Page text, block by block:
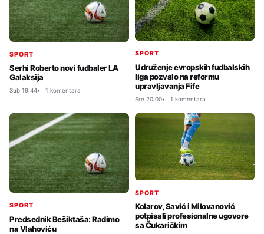
SPORT
Serhi Roberto novi fudbaler LA
Galaksija
Sub 19:44 1 komentara
SPORT
Udruženje evropskih fudbalskih
liga pozvalo na reformu
upravljavanja Fife
Sre 20:00 1 komentara
SPORT
Predsednik Bešiktaša: Radimo
na Vlahoviću
SPORT
Kolarov, Savić i Milovanović
potpisali profesionalne ugovore
sa Čukaričkim